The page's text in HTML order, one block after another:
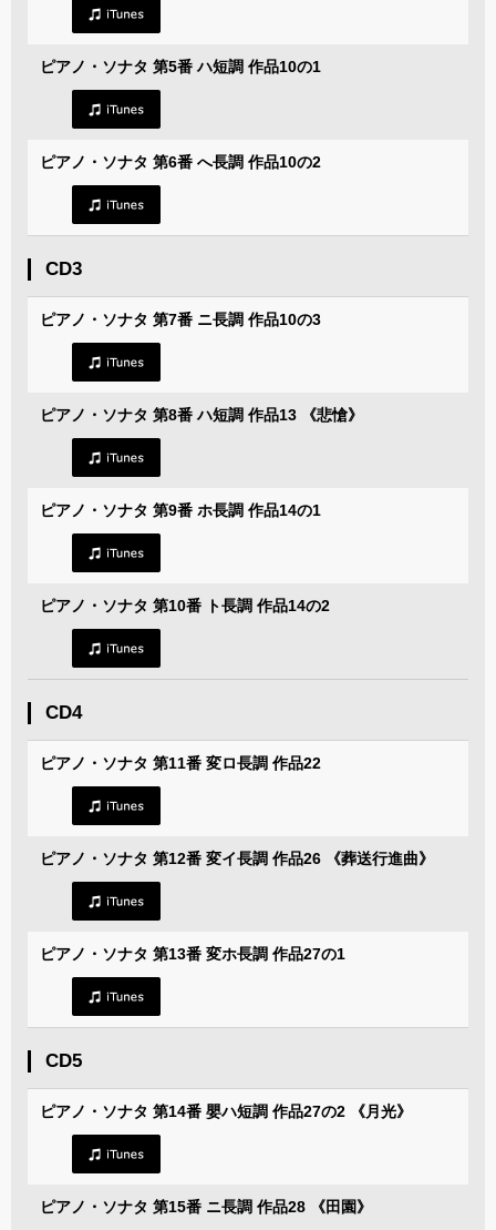
ピアノ・ソナタ 第5番 ハ短調 作品10の1
ピアノ・ソナタ 第6番 へ長調 作品10の2
CD3
ピアノ・ソナタ 第7番 ニ長調 作品10の3
ピアノ・ソナタ 第8番 ハ短調 作品13 《悲愴》
ピアノ・ソナタ 第9番 ホ長調 作品14の1
ピアノ・ソナタ 第10番 ト長調 作品14の2
CD4
ピアノ・ソナタ 第11番 変ロ長調 作品22
ピアノ・ソナタ 第12番 変イ長調 作品26 《葬送行進曲》
ピアノ・ソナタ 第13番 変ホ長調 作品27の1
CD5
ピアノ・ソナタ 第14番 嬰ハ短調 作品27の2 《月光》
ピアノ・ソナタ 第15番 ニ長調 作品28 《田園》